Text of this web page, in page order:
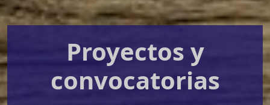
Proyectos y
convocatorias